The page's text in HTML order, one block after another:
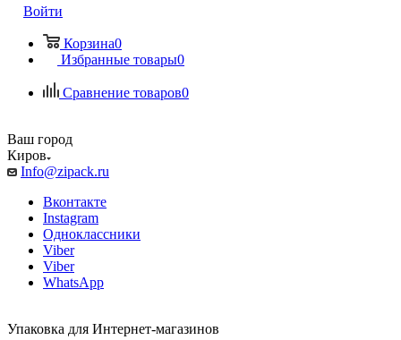
Войти
Корзина0
Избранные товары0
Сравнение товаров0
Ваш город
Киров
Info@zipack.ru
Вконтакте
Instagram
Одноклассники
Viber
Viber
WhatsApp
Упаковка для Интернет-магазинов